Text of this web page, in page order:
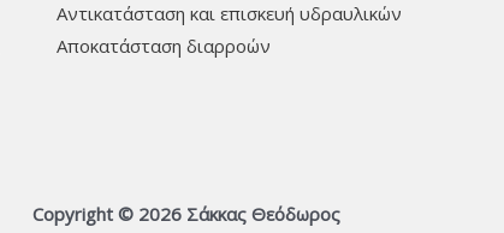
Αντικατάσταση και επισκευή υδραυλικών
Aποκατάσταση διαρροών
Copyright © 2026 Σάκκας Θεόδωρος